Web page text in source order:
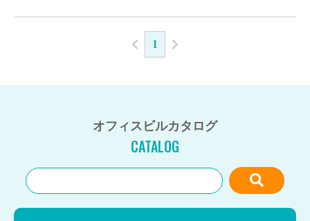
1
オフィスビルカタログ
CATALOG